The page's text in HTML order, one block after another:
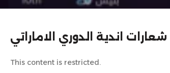
This content is restricted.